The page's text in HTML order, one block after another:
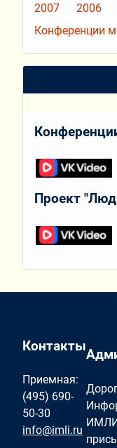
2007
2006
Конференции
Проект
Контакты
Приемная:
(495) 690-
50-30
info@imli.ru